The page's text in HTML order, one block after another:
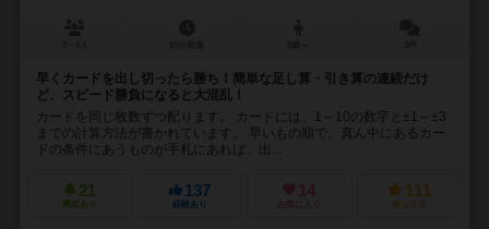
早くカードを出し切ったら勝ち！簡単な足し算・引き算の連続だけ
ど、スピード勝負になると大混乱！
カードを同じ枚数ずつ配ります。 カードには、1～10の数字と±1～±3
までの計算方法が書かれています。 早いもの順で、真ん中にあるカー
ドの条件にあうものが手札にあれば、出...
21
興味あり
137
経験あり
14
お気に入り
111
持ってる